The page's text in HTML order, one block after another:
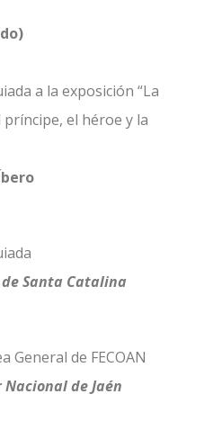
a la exposición “La
príncipe, el héroe y la
Santa Catalina
General de FECOAN
de Jaén